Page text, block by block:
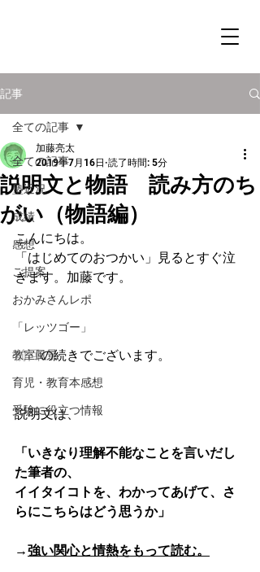
記事
全ての記事
塾近況
成績
感想
ご提案
おかみさんレポ
「レッツゴー」
教室風景
育児・教育本感想
受験に役立つ情報
全ての記事
説明文と物語 読み方のち
がい（物語編）
加藤亮太
2019年7月16日 読了時間: 5分
こんにちは。
「はじめてのおつかい」見るとすぐ泣
きます。加藤です。
前回の続きでございます。
説明文は、
「いきなり理解不能なことを言いだし
た筆者の、
イイタイコトを、わかってあげて、さ
らにこちらはどう思うか」
→強い関心と情熱をもって読む。